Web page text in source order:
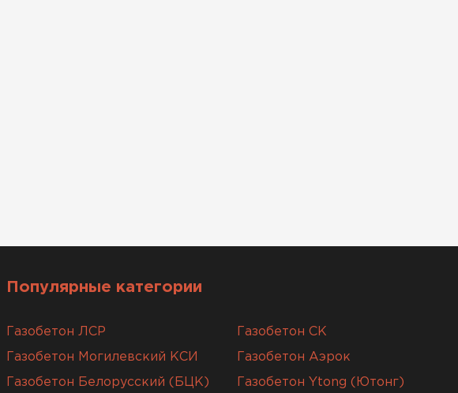
Популярные категории
Газобетон ЛСР Газобетон СК
Газобетон Могилевский КСИ Газобетон Аэрок
Газобетон Белорусский (БЦК) Газобетон Ytong (Ютонг)